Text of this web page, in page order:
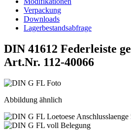
Verpackung
Downloads
Lagerbestandsabfrage
DIN 41612 Federleiste
Art.Nr. 112-40066
Abbildung ähnlich